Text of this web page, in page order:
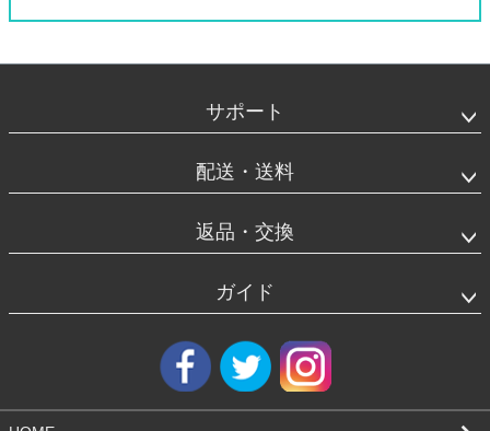
サポート
配送・送料
返品・交換
ガイド